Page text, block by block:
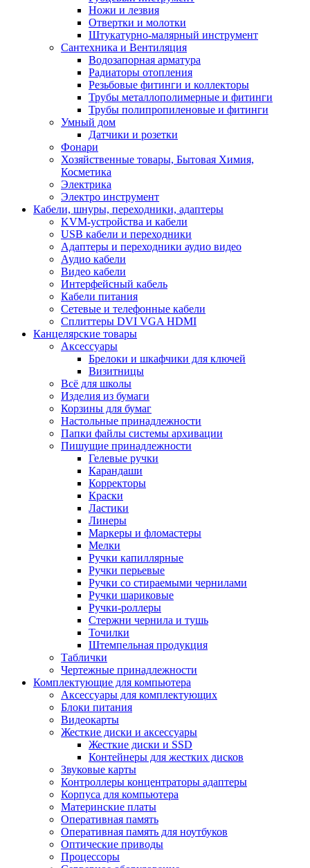
Ножи и лезвия
Отвертки и молотки
Штукатурно-малярный инструмент
Сантехника и Вентиляция
Водозапорная арматура
Радиаторы отопления
Резьбовые фитинги и коллекторы
Трубы металлополимерные и фитинги
Трубы полипропиленовые и фитинги
Умный дом
Датчики и розетки
Фонари
Хозяйственные товары, Бытовая Химия,
Косметика
Электрика
Электро инструмент
Кабели, шнуры, переходники, адаптеры
KVM-устройства и кабели
USB кабели и переходники
Адаптеры и переходники аудио видео
Аудио кабели
Видео кабели
Интерфейсный кабель
Кабели питания
Сетевые и телефонные кабели
Сплиттеры DVI VGA HDMI
Канцелярские товары
Аксессуары
Брелоки и шкафчики для ключей
Визитницы
Всё для школы
Изделия из бумаги
Корзины для бумаг
Настольные принадлежности
Папки файлы системы архивации
Пишущие принадлежности
Гелевые ручки
Карандаши
Корректоры
Краски
Ластики
Линеры
Маркеры и фломастеры
Мелки
Ручки капиллярные
Ручки перьевые
Ручки со стираемыми чернилами
Ручки шариковые
Ручки-роллеры
Стержни чернила и тушь
Точилки
Штемпельная продукция
Таблички
Чертежные принадлежности
Комплектующие для компьютера
Аксессуары для комплектующих
Блоки питания
Видеокарты
Жесткие диски и аксессуары
Жесткие диски и SSD
Контейнеры для жестких дисков
Звуковые карты
Контроллеры концентраторы адаптеры
Корпуса для компьютера
Материнские платы
Оперативная память
Оперативная память для ноутбуков
Оптические приводы
Процессоры